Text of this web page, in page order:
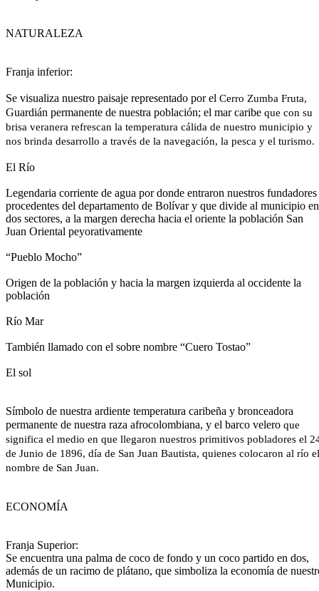
NATURALEZA
Franja inferior:
Se visualiza nuestro paisaje representado por el Cerro Zumba Fruta,
Guardián permanente de nuestra población; el mar caribe que con su
brisa veranera refrescan la temperatura cálida de nuestro municipio y
nos brinda desarrollo a través de la navegación, la pesca y el turismo.
El Río
Legendaria corriente de agua por donde entraron nuestros fundadores
procedentes del departamento de Bolívar y que divide al municipio en
dos sectores, a la margen derecha hacia el oriente la población San
Juan Oriental peyorativamente
“Pueblo Mocho”
Origen de la población y hacia la margen izquierda al occidente la
población
Río Mar
También llamado con el sobre nombre “Cuero Tostao”
El sol
Símbolo de nuestra ardiente temperatura caribeña y bronceadora
permanente de nuestra raza afrocolombiana, y el barco velero que
significa el medio en que llegaron nuestros primitivos pobladores el
de Junio de 1896, día de San Juan Bautista, quienes colocaron al río el
nombre de San Juan.
ECONOMÍA
Franja Superior:
Se encuentra una palma de coco de fondo y un coco partido en dos,
además de un racimo de plátano, que simboliza la economía de
Municipio.